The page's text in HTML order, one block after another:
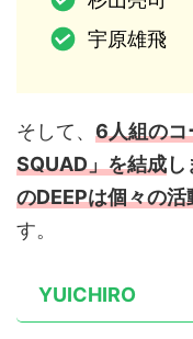
宇原雄飛
そして、 6人組のコ
SQUAD」を結成し
のDEEPは個々の
す。
YUICHIRO